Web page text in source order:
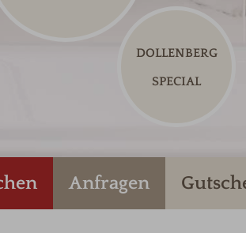
Anfragen
DOLLENBERG
SPECIAL